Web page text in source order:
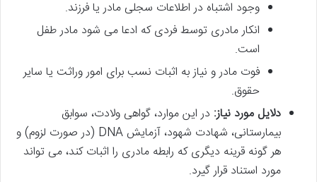
وجود اشتباه در اطلاعات سجلی مادر یا فرزند.
انکار مادری توسط فردی که ادعا می شود مادر طفل
است.
فوت مادر و نیاز به اثبات نسب برای امور وراثت یا سایر
حقوق.
دلایل مورد نیاز: در این موارد، گواهی ولادت، سوابق
بیمارستانی، شهادت شهود، آزمایش DNA (در صورت لزوم) و
هر گونه قرینه دیگری که رابطه مادری را اثبات کند، می تواند
مورد استناد قرار گیرد.